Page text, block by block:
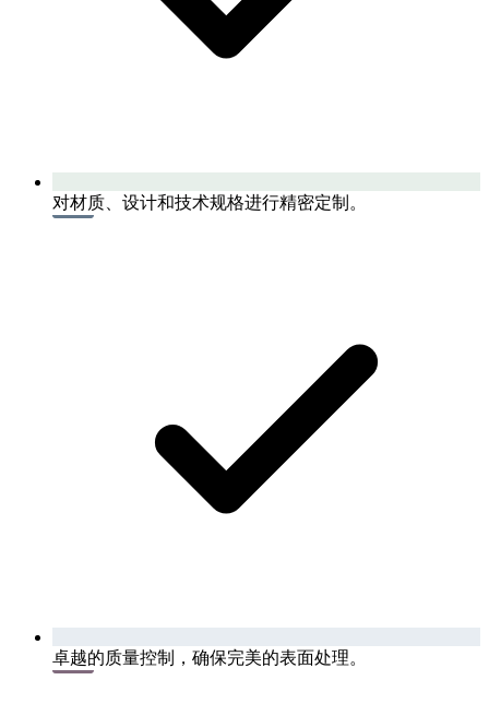
对材质、设计和技术规格进行精密定制。
卓越的质量控制，确保完美的表面处理。